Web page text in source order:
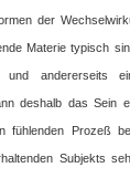
der
Materie typisch
andererseits
deshalb das Sein
fühlenden Prozeß
Subjekts